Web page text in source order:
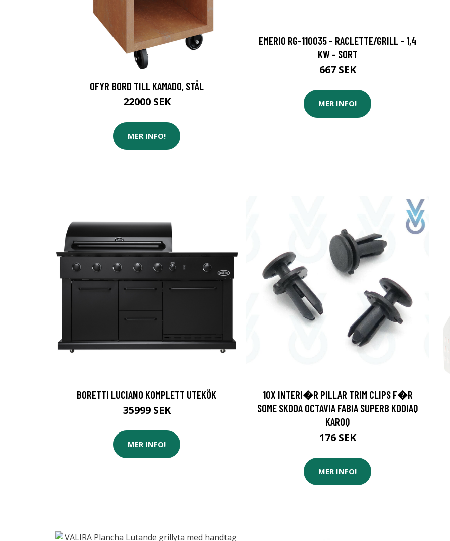
OFYR BORD TILL KAMADO, STÅL
22000 SEK
MER INFO!
EMERIO RG-110035 - RACLETTE/GRILL - 1,4
KW - SORT
667 SEK
MER INFO!
BORETTI LUCIANO KOMPLETT UTEKÖK
35999 SEK
MER INFO!
10X INTERI�R PILLAR TRIM CLIPS F�R
SOME SKODA OCTAVIA FABIA SUPERB KODIAQ
KAROQ
176 SEK
MER INFO!